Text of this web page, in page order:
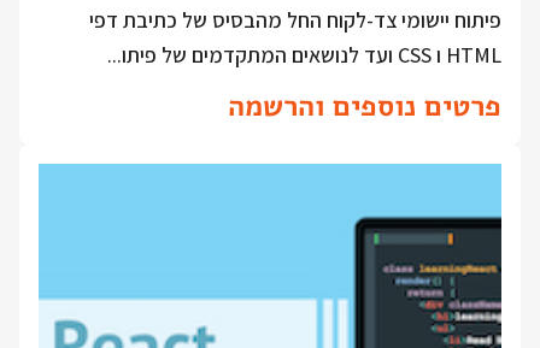
פיתוח יישומי צד-לקוח החל מהבסיס של כתיבת דפי
HTML ו CSS ועד לנושאים המתקדמים של פיתו...
פרטים נוספים והרשמה